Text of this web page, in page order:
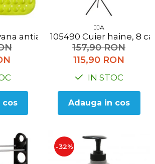
vana antialunecare verde
cos
JJA
105490 Cuier haine, 8
157,90 RON
115,90 RON
IN STOC
Adauga in cos
-32%